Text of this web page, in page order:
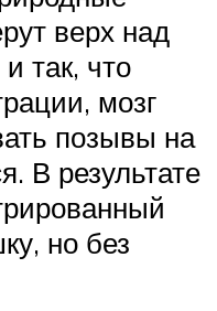
верх над
так, что
мозг
позывы на
В результате
но без